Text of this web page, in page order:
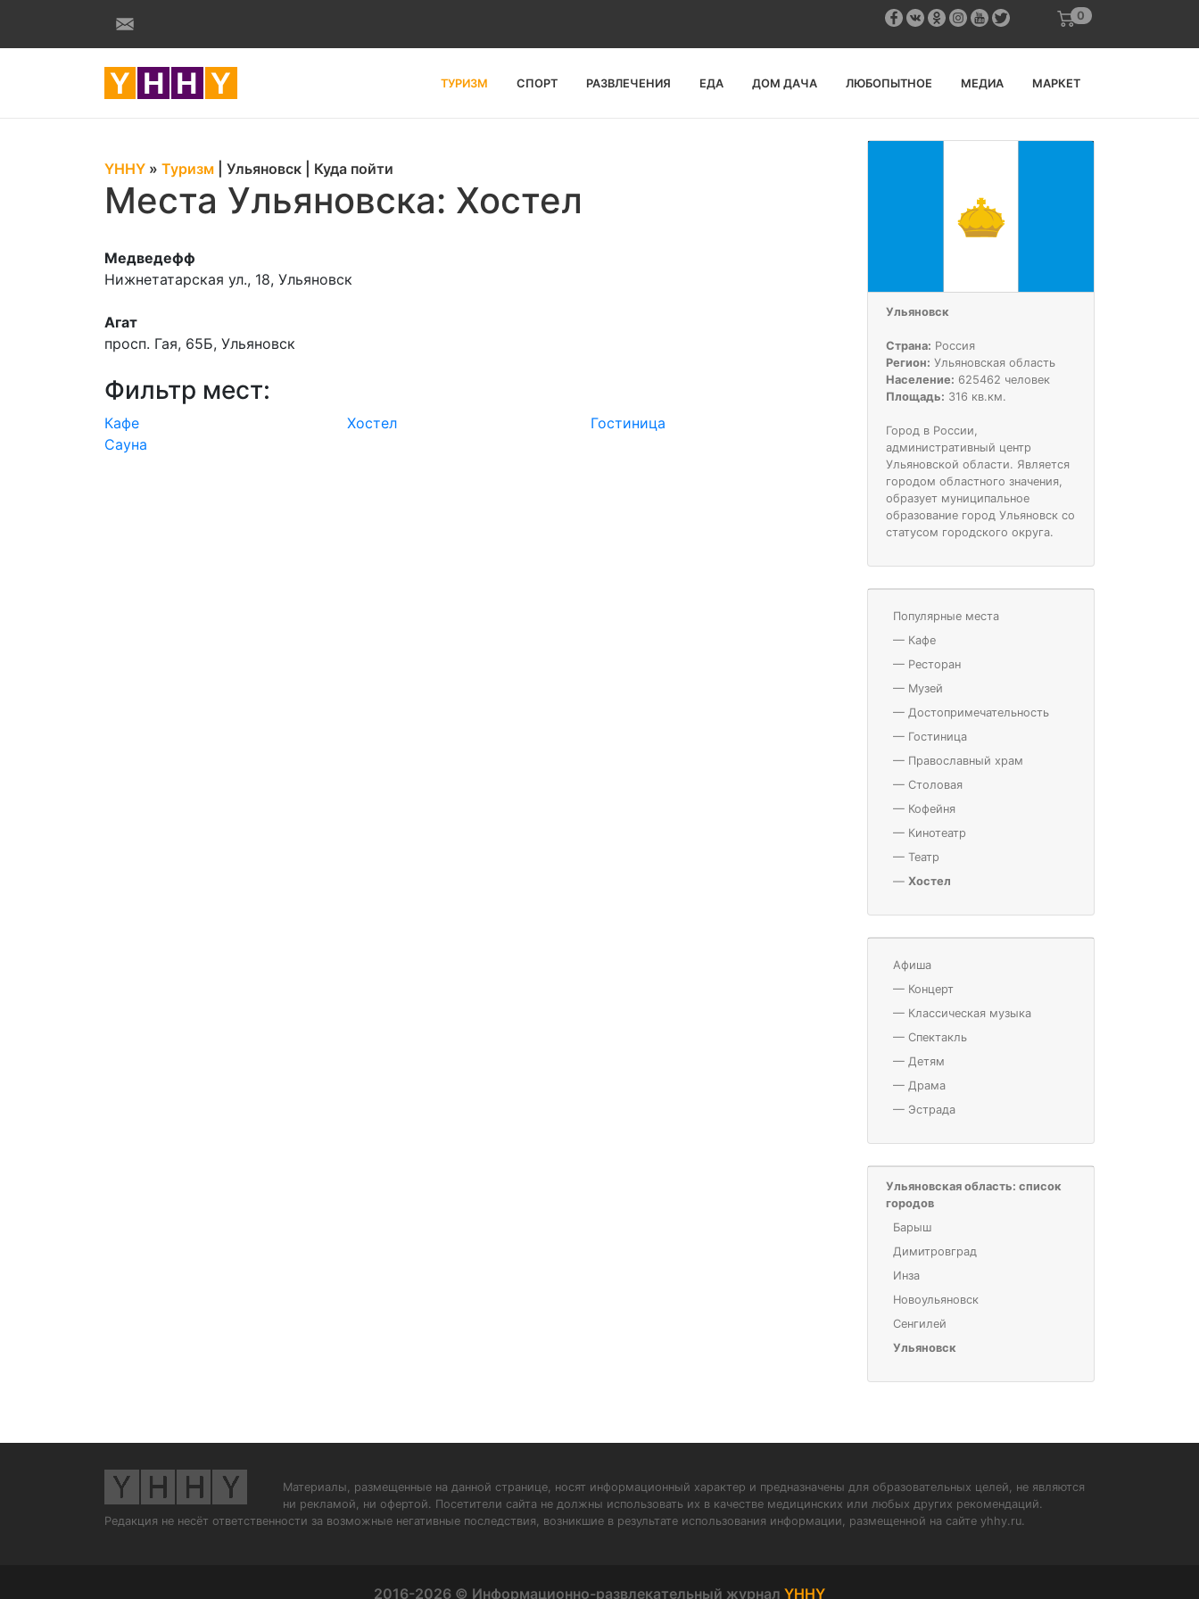
0
ТУРИЗМ СПОРТ РАЗВЛЕЧЕНИЯ ЕДА ДОМ ДАЧА ЛЮБОПЫТНОЕ МЕДИА МАРКЕТ
YHHY » Туризм Ульяновск Куда пойти
Места Ульяновска: Хостел
Медведефф
Нижнетатарская ул., 18, Ульяновск
Агат
просп. Гая, 65Б, Ульяновск
Фильтр мест:
Кафе Хостел
Гостиница
Сауна
Ульяновск
Страна: Россия
Регион: Ульяновская область
Население: 625462 человек
Площадь: 316 кв.км.
Город в России,
административный центр
Ульяновской области. Является
городом областного значения,
образует муниципальное
образование город Ульяновск со
статусом городского округа.
Популярные места
— Кафе
— Ресторан
— Музей
— Достопримечательность
— Гостиница
— Православный храм
— Столовая
— Кофейня
— Кинотеатр
— Театр
— Хостел
Афиша
— Концерт
— Классическая музыка
— Спектакль
— Детям
— Драма
— Эстрада
Ульяновская область: список
городов
Барыш
Димитровград
Инза
Новоульяновск
Сенгилей
Ульяновск
Материалы, размещенные на данной странице, носят информационный характер и предназначены для образовательных целей, не являются
ни рекламой, ни офертой. Посетители сайта не должны использовать их в качестве медицинских или любых других рекомендаций.
Редакция не несёт ответственности за возможные негативные последствия, возникшие в результате использования информации, размещенной на сайте yhhy.ru.
2016-2026 © Информационно-развлекательный журнал YHHY